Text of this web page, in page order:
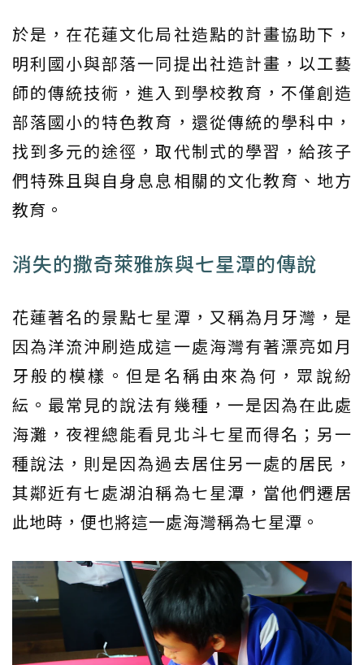
於是，在花蓮文化局社造點的計畫協助下，
明利國小與部落一同提出社造計畫，以工藝
師的傳統技術，進入到學校教育，不僅創造
部落國小的特色教育，還從傳統的學科中，
找到多元的途徑，取代制式的學習，給孩子
們特殊且與自身息息相關的文化教育、地方
教育。
消失的撒奇萊雅族與七星潭的傳說
花蓮著名的景點七星潭，又稱為月牙灣，是
因為洋流沖刷造成這一處海灣有著漂亮如月
牙般的模樣。但是名稱由來為何，眾說紛
紜。最常見的說法有幾種，一是因為在此處
海灘，夜裡總能看見北斗七星而得名；另一
種說法，則是因為過去居住另一處的居民，
其鄰近有七處湖泊稱為七星潭，當他們遷居
此地時，便也將這一處海灣稱為七星潭。